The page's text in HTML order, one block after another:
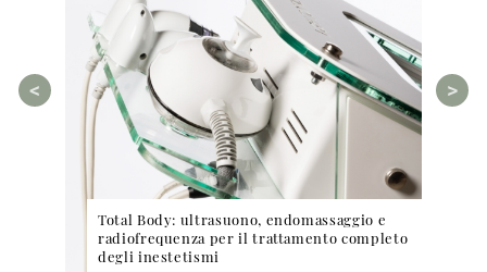
Total Body: ultrasuono, endomassaggio e
radiofrequenza per il trattamento completo
degli inestetismi